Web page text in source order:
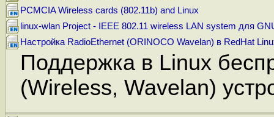
PCMCIA Wireless cards (802.11b) and Linux
linux-wlan Project - IEEE 802.11 wireless LAN system для
Настройка RadioEthernet (ORINOCO Wavelan) в RedHat
Поддержка в Linux
(Wireless, Wavelan)